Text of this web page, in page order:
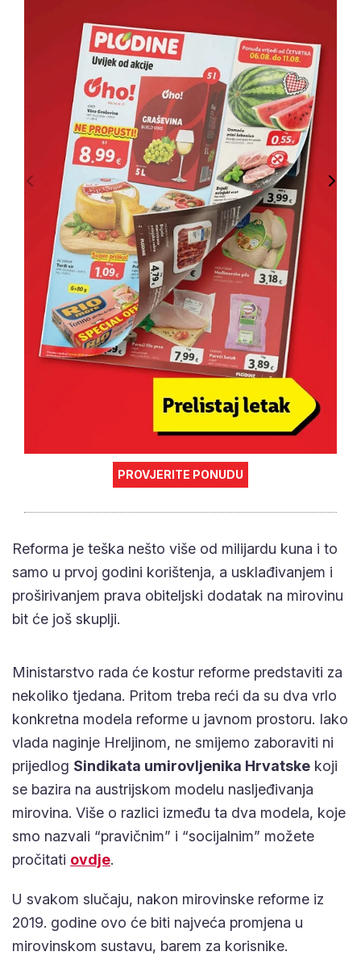
PROVJERITE PONUDU
Reforma je teška nešto više od milijardu kuna i to
samo u prvoj godini korištenja, a usklađivanjem i
proširivanjem prava obiteljski dodatak na mirovinu
bit će još skuplji.
Ministarstvo rada će kostur reforme predstaviti za
nekoliko tjedana. Pritom treba reći da su dva vrlo
konkretna modela reforme u javnom prostoru. Iako
vlada naginje Hreljinom, ne smijemo zaboraviti ni
prijedlog Sindikata umirovljenika Hrvatske koji
se bazira na austrijskom modelu nasljeđivanja
mirovina. Više o razlici između ta dva modela, koje
smo nazvali “pravičnim” i “socijalnim” možete
pročitati ovdje.
U svakom slučaju, nakon mirovinske reforme iz
2019. godine ovo će biti najveća promjena u
mirovinskom sustavu, barem za korisnike.